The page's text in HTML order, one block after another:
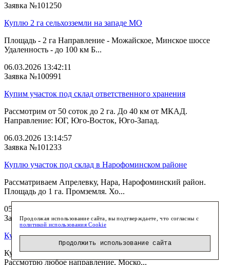
Заявка №101250
Куплю 2 га сельхозземли на западе МО
Площадь - 2 га Направление - Можайское, Минское шоссе
Удаленность - до 100 км Б...
06.03.2026 13:42:11
Заявка №100991
Купим участок под склад ответственного хранения
Рассмотрим от 50 соток до 2 га. До 40 км от МКАД.
Направление: ЮГ, Юго-Восток, Юго-Запад.
06.03.2026 13:14:57
Заявка №101233
Куплю участок под склад в Нарофоминском районе
Рассматриваем Апрелевку, Нара, Нарофоминский район.
Площадь до 1 га. Промземля. Хо...
05.03.2026 13:33:46
Заявка №100753
Куплю участок от 30 га под теплицы
Куплю от 30 га сельскохозяйственной земли под теплицы.
Рассмотрю любое направление, Моско...
Продолжая использование сайта, вы подтверждаете, что согласны с
политикой использования Cookie
Продолжить использование сайта